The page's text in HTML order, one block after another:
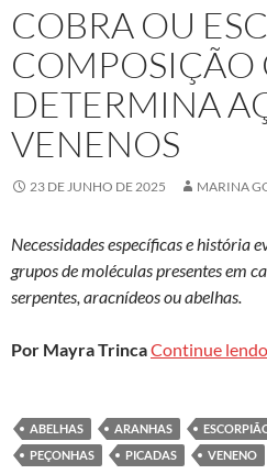
COBRA OU
DETERMINA
VENENOS
23 DE JUNHO DE 2025 MARINA
Necessidades específicas e história
grupos de moléculas presentes em
serpentes, aracnídeos ou abelhas.
Por Mayra TrincaContinue lendo
ABELHAS ARANHAS
PEÇONHAS
PICADAS VENENO